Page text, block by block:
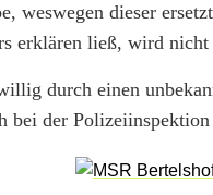
weswegen dieser
erklären ließ, wird
durch einen
bei der